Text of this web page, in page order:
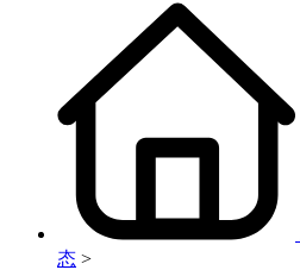
态 >